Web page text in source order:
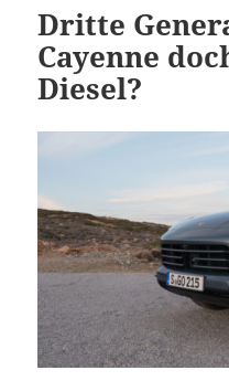
Dritte
Cayenne
Diesel?